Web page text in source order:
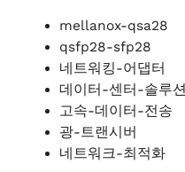
mellanox-qsa28
qsfp28-sfp28
네트워킹-어댑터
데이터-센터-솔루션
고속-데이터-전송
광-트랜시버
네트워크-최적화